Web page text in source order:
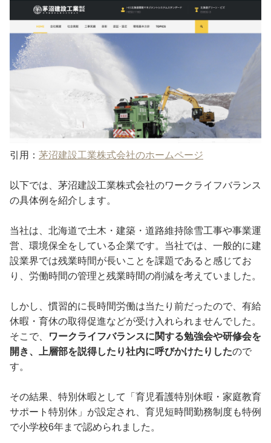
引用： 茅沼建設工業株式会社のホームページ
以下では、茅沼建設工業株式会社のワークライフバランス
の具体例を紹介します。
当社は、北海道で土木・建築・道路維持除雪工事や事業運
営、環境保全をしている企業です。当社では、一般的に建
設業界では残業時間が長いことを課題であると感じてお
り、労働時間の管理と残業時間の削減を考えていました。
しかし、慣習的に長時間労働は当たり前だったので、有給
休暇・育休の取得促進などが受け入れられませんでした。
そこで、
ワークライフバランスに関する勉強会や研修会を
開き、上層部を説得したり社内に呼びかけたりしたので
す。
その結果、特別休暇として「育児看護特別休暇・家庭教育
サポート特別休」が設定され、育児短時間勤務制度も特例
で小学校6年まで認められました。